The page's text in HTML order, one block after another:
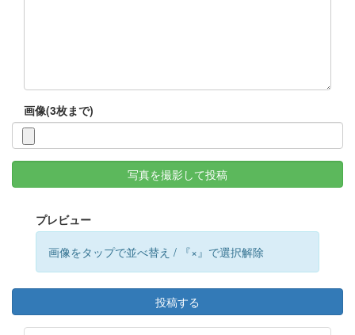
画像(3枚まで)
写真を撮影して投稿
プレビュー
画像をタップで並べ替え / 『×』で選択解除
投稿する